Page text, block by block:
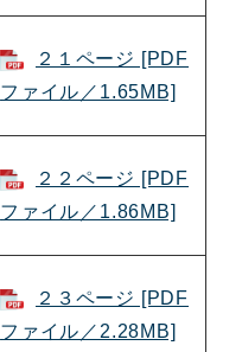
２１ページ [PDF
ファイル／1.65MB]
２２ページ [PDF
ファイル／1.86MB]
２３ページ [PDF
ファイル／2.28MB]